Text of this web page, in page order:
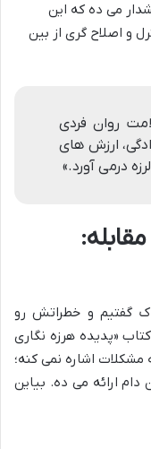
می ده که این
و اصلاح گری از بین
روان فردی
ارزش های
درمی آورد.»
گفتیم و خطراتش رو
«پدیده هرزه نگاری
اشاره نمی کنه؛
دام ارائه می ده. بیاین